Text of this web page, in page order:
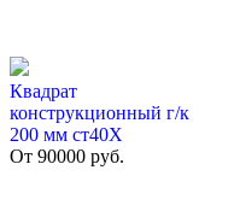
Квадрат
конструкционный г/к
200 мм cт40Х
От 90000 руб.